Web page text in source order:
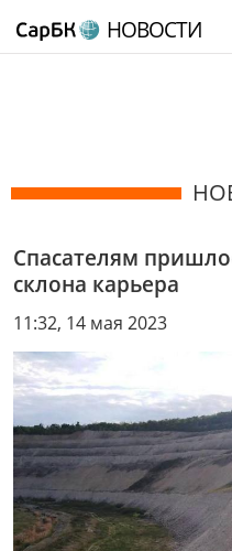
НОВОСТИ
Спасателям
склона карьера
11:32, 14 мая 2023